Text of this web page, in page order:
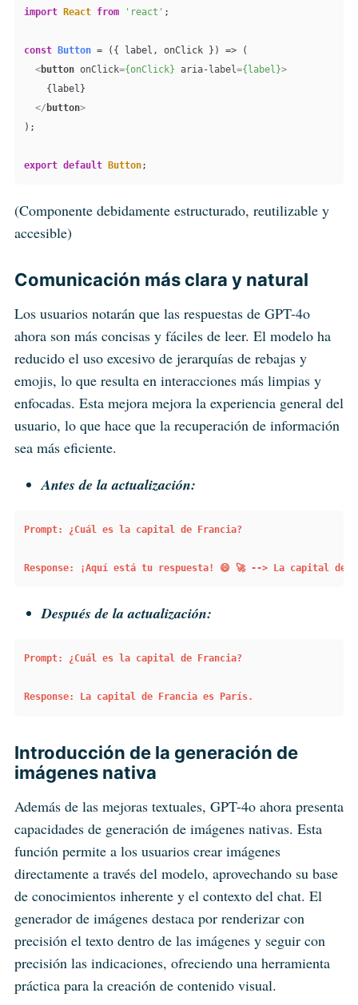
import React from 'react' ;
const Button = ( { label, onClick } ) => (
<button onClick={onClick} aria-label={label}>
    {label}
</ button>
);
export default Button;
(Componente debidamente estructurado, reutilizable y
accesible)
Comunicación más clara y natural
Los usuarios notarán que las respuestas de GPT-4o
ahora son más concisas y fáciles de leer. El modelo ha
reducido el uso excesivo de jerarquías de rebajas y
emojis, lo que resulta en interacciones más limpias y
enfocadas. Esta mejora mejora la experiencia general del
usuario, lo que hace que la recuperación de información
sea más eficiente.
Antes de la actualización:
Prompt: ¿Cuál es la capital de Francia?
Response: ¡Aquí está tu respuesta! 😄 🚀 --> La capital de
Después de la actualización:
Prompt: ¿Cuál es la capital de Francia?
Response: La capital de Francia es París.
Introducción de la generación de
imágenes nativa
Además de las mejoras textuales, GPT-4o ahora presenta
capacidades de generación de imágenes nativas. Esta
función permite a los usuarios crear imágenes
directamente a través del modelo, aprovechando su base
de conocimientos inherente y el contexto del chat. El
generador de imágenes destaca por renderizar con
precisión el texto dentro de las imágenes y seguir con
precisión las indicaciones, ofreciendo una herramienta
práctica para la creación de contenido visual.